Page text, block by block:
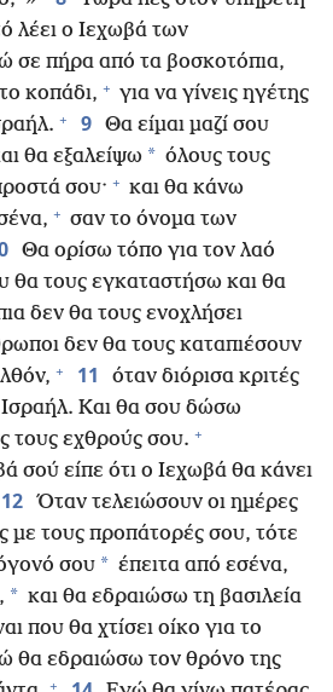
λέει ο Ιεχωβά των
σε πήρα από τα βοσκοτόπια,
κοπάδι, + για να γίνεις ηγέτης
+ 9 Θα είμαι μαζί σου
θα εξαλείψω * όλους τους
σου· + και θα κάνω
+ σαν το όνομα των
Θα ορίσω τόπο για τον λαό
θα τους εγκαταστήσω και θα
δεν θα τους ενοχλήσει
δεν θα τους καταπιέσουν
+ 11 όταν διόρισα κριτές
Και θα σου δώσω
τους εχθρούς σου. +
σού είπε ότι ο Ιεχωβά θα κάνει
12 Όταν τελειώσουν οι ημέρες
με τους προπάτορές σου, τότε
σου * έπειτα από εσένα,
* και θα εδραιώσω τη βασιλεία
που θα χτίσει οίκο για το
θα εδραιώσω τον θρόνο της
+